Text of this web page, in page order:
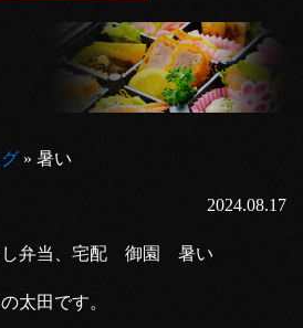
» 暑い
2024.08.17
し弁当、宅配 御園 暑い
太田です。